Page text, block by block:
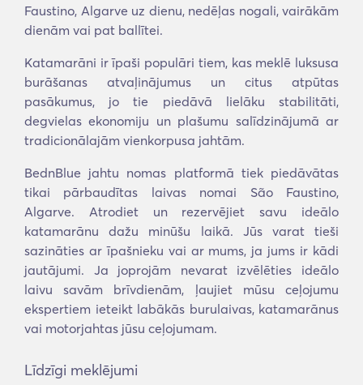
Faustino, Algarve uz dienu, nedēļas nogali, vairākām
dienām vai pat ballītei.
Katamarāni ir īpaši populāri tiem, kas meklē luksusa
burāšanas atvaļinājumus un citus atpūtas
pasākumus, jo tie piedāvā lielāku stabilitāti,
degvielas ekonomiju un plašumu salīdzinājumā ar
tradicionālajām vienkorpusa jahtām.
BednBlue jahtu nomas platformā tiek piedāvātas
tikai pārbaudītas laivas nomai São Faustino,
Algarve. Atrodiet un rezervējiet savu ideālo
katamarānu dažu minūšu laikā. Jūs varat tieši
sazināties ar īpašnieku vai ar mums, ja jums ir kādi
jautājumi. Ja joprojām nevarat izvēlēties ideālo
laivu savām brīvdienām, ļaujiet mūsu ceļojumu
ekspertiem ieteikt labākās burulaivas, katamarānus
vai motorjahtas jūsu ceļojumam.
Līdzīgi meklējumi